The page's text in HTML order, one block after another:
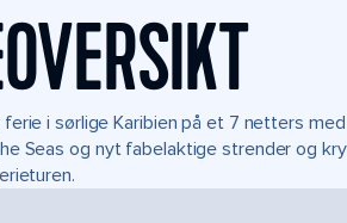
i sørlige Karibien på et 7 netters
Seas og nyt fabelaktige strender og